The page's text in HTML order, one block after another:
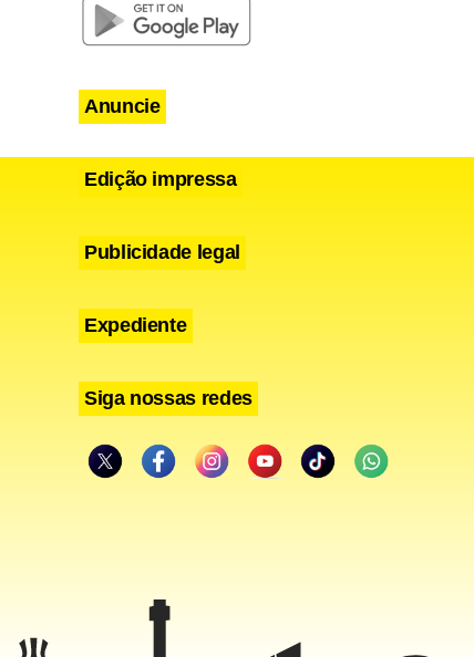
Anuncie
Edição impressa
Publicidade legal
Expediente
Siga nossas redes